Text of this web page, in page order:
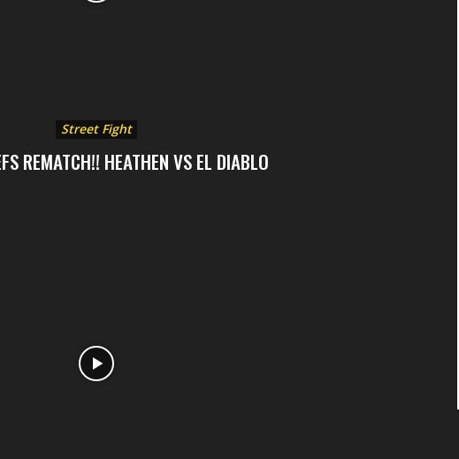
Street Fight
REMATCH!! HEATHEN VS EL DIABLO